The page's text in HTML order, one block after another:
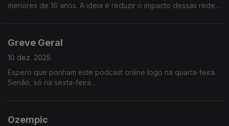
menores de 16 anos. A ideia é reduzir o impacto dessas redes
Greve Geral
10 dez. 2025
Espero que ponham este podcast online logo na quarta-feira.
Senão, só na sexta-feira...
Ozempic